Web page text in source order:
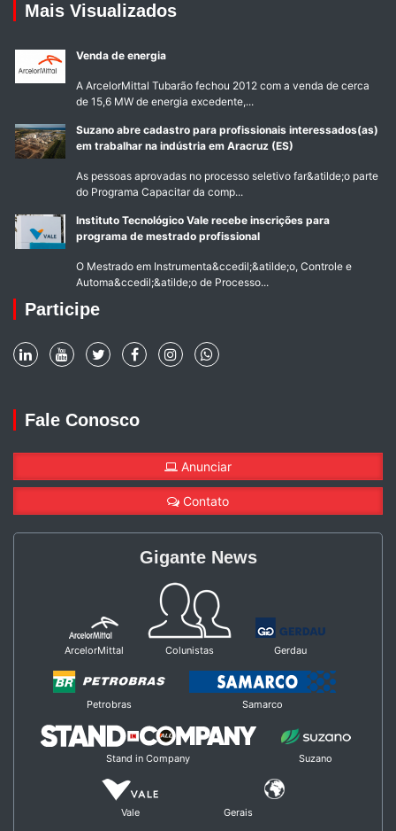
Mais Visualizados
Venda de energia
A ArcelorMittal Tubarão fechou 2012 com a venda de cerca
de 15,6 MW de energia excedente,...
Suzano abre cadastro para profissionais interessados(as)
em trabalhar na indústria em Aracruz (ES)
As pessoas aprovadas no processo seletivo far&atilde;o parte
do Programa Capacitar da comp...
Instituto Tecnológico Vale recebe inscrições para
programa de mestrado profissional
O Mestrado em Instrumenta&ccedil;&atilde;o, Controle e
Automa&ccedil;&atilde;o de Processo...
Participe
Fale Conosco
Anunciar
Contato
Gigante News
ArcelorMittal Colunistas Gerdau
Petrobras Samarco
Stand in Company Suzano
Vale Gerais